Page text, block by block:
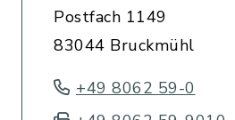
Postfach 1149
83044 Bruckmühl
+49 8062 59-0